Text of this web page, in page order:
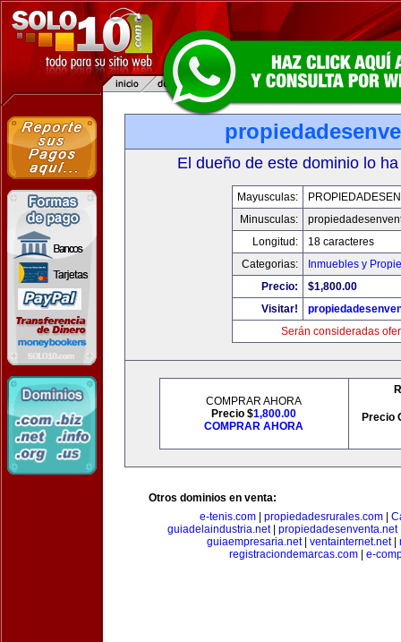
El dueño de este dominio lo
Mayusculas:
Minusculas:
Longitud:
18 caracteres
Categorias:
Inmuebles y
Precio:
$1,800.00
Visitar!
Serán consideradas
COMPRAR AHORA
Precio $1,800.00
COMPRAR AHORA
Precio
Otros dominios en venta:
e-tenis.com
propiedadesrurales.com
guiadelaindustria.net propiedadesenventa.net
guiaempresaria.net| ventainternet.net|
registraciondemarcas.com| e-